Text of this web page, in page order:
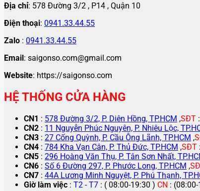
Địa chỉ: 578 Đường 3/2 , P14 , Quận 10
Điện thoại: 0941.33.44.55
Zalo : 0941.33.44.55
Email: saigonso.com@gmail.com
Website: https://saigonso.com
HỆ THỐNG CỬA HÀNG
CN1 : 578 Đường 3/2, P. Diên Hồng, TP.HCM ,SĐT :
CN2 : 11 Nguyễn Phúc Nguyên, P. Nhiêu Lộc,
CN3 : 27 Cống Quỳnh, P. Cầu Ông Lãnh, TP.HCM ,
CN4 : 784 Kha Vạn Cân, P. Thủ Đức, TP.HCM ,SĐT :
CN5 : 296 Hoàng Văn Thụ, P. Tân Sơn Nhất,
CN6 : Số 6 Đường 297, P. Phước Long, TP.HCM ,
CN7 : 44A Lương Minh Nguyệt, P. Phú Thạnh,
Giờ làm việc : T2 - T7 : ( 08:00-19:30 ) CN :